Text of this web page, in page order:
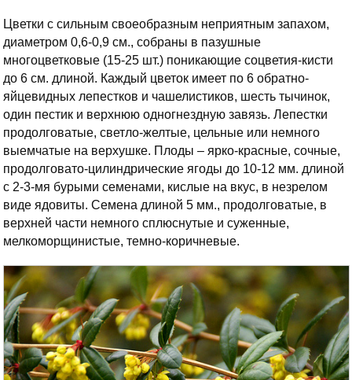
Цветки с сильным своеобразным неприятным запахом,
диаметром 0,6-0,9 см., собраны в пазушные
многоцветковые (15-25 шт.) поникающие соцветия-кисти
до 6 см. длиной. Каждый цветок имеет по 6 обратно-
яйцевидных лепестков и чашелистиков, шесть тычинок,
один пестик и верхнюю одногнездную завязь. Лепестки
продолговатые, светло-желтые, цельные или немного
выемчатые на верхушке. Плоды – ярко-красные, сочные,
продолговато-цилиндрические ягоды до 10-12 мм. длиной
с 2-3-мя бурыми семенами, кислые на вкус, в незрелом
виде ядовиты. Семена длиной 5 мм., продолговатые, в
верхней части немного сплюснутые и суженные,
мелкоморщинистые, темно-коричневые.